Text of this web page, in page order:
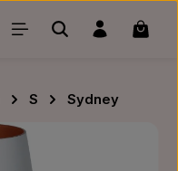
S
Sydney